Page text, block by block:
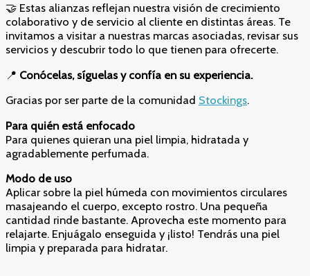
🤝 Estas alianzas reflejan nuestra visión de crecimiento
colaborativo y de servicio al cliente en distintas áreas. Te
invitamos a visitar a nuestras marcas asociadas, revisar sus
servicios y descubrir todo lo que tienen para ofrecerte.
📍 Conócelas, síguelas y confía en su experiencia.
Gracias por ser parte de la comunidad Stockings.
Para quién está enfocado
Para quienes quieran una piel limpia, hidratada y
agradablemente perfumada.
Modo de uso
Aplicar sobre la piel húmeda con movimientos circulares
masajeando el cuerpo, excepto rostro. Una pequeña
cantidad rinde bastante. Aprovecha este momento para
relajarte. Enjuágalo enseguida y ¡listo! Tendrás una piel
limpia y preparada para hidratar.